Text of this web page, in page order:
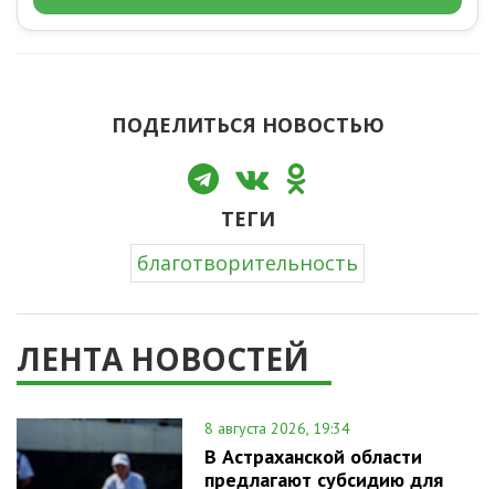
ПОДЕЛИТЬСЯ НОВОСТЬЮ
ТЕГИ
благотворительность
ЛЕНТА НОВОСТЕЙ
8 августа 2026, 19:34
В Астраханской области
предлагают субсидию для